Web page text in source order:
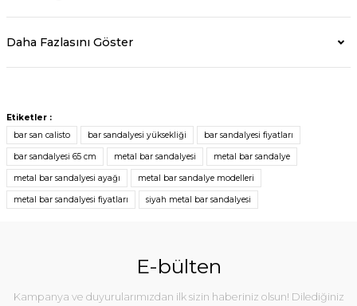
Daha Fazlasını Göster
Etiketler :
bar san calisto
bar sandalyesi yüksekliği bar sandalyesi fiyatları
bar sandalyesi 65 cm metal bar sandalyesi metal bar sandalye
metal bar sandalyesi ayağı metal bar sandalye modelleri
metal bar sandalyesi fiyatları siyah metal bar sandalyesi
E-bülten
Kampanya ve duyurularımızdan ilk sizin haberiniz olsun! Dilediğiniz